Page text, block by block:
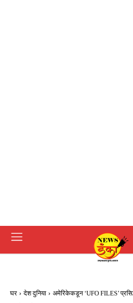
घर देश दुनिया अमेरिकेकडून ‘UFO FILES’